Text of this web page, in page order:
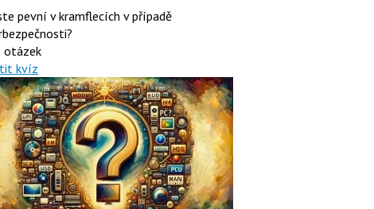
pevní v kramflecích v případě
otázek
kvíz